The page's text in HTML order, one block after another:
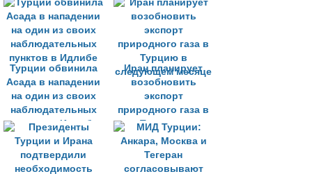
Турции обвинила
Асада в нападении
на один из своих
наблюдательных
пунктов в Идлибе
Иран планирует
возобновить
экспорт
природного газа в
Турцию в
следующем месяце